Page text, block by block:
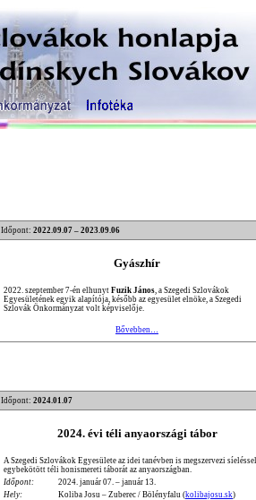
Időpont: 2022.09.07 – 2023.09.06
Gyászhír
2022. szeptember 7-én elhunyt Fuzik János , a Szegedi Szlovákok
Egyesületének egyik alapítója, később az egyesület elnöke, a Szegedi
Szlovák Önkormányzat volt képviselője.
Bővebben…
Időpont: 2024.01.07
2024. évi téli anyaországi tábor
A Szegedi Szlovákok Egyesülete az idei tanévben is megszervezi síeléssel
egybekötött téli honismereti táborát az anyaországban.
Időpont:
2024. január 07. – január 13.
Hely:
Koliba Josu – Zuberec / Bölényfalu (kolibajosu.sk)